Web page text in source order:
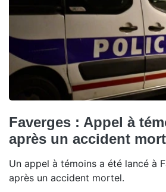
Faverges : Appel à
après un accident
Un appel à témoins a été lancé à
après un accident mortel.